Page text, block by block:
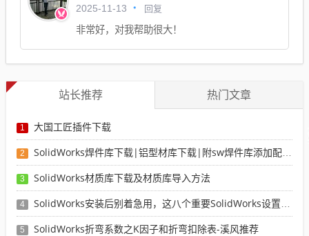
2025-11-13 回复
非常好，对我帮助很大！
站长推荐 热门文章
1 大国工匠插件下载
2 SolidWorks焊件库下载|铝型材库下载|附sw焊件库添加配置使用教程
3 SolidWorks材质库下载及材质库导入方法
4 SolidWorks安装后别着急用，这八个重要SolidWorks设置可以提高你的画图效率
5 SolidWorks折弯系数之K因子和折弯扣除表-溪风推荐